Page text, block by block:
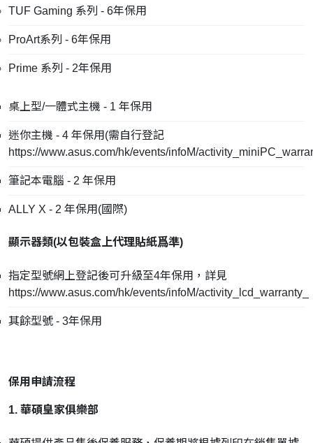
TUF Gaming 系列 - 6年保用
ProArt系列 - 6年保用
Prime 系列 - 2年保用
桌上型/一體式主機 - 1 年保用
迷你主機 - 4 年保用(需自行登記
https://www.asus.com/hk/events/infoM/
筆記本電腦 - 2 年保用
ALLY X - 2 年保用(國際)
顯示器類(以包裝盒上代理貼紙爲準)
指定型號網上登記後可升級至4年保用，詳見
https://www.asus.com/hk/events/infoM/activity_lcd_warranty_
其餘型號 - 3年保用
保用申請流程
1. 華碩皇家俱樂部